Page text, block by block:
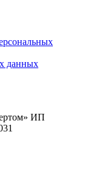
данных
ИП